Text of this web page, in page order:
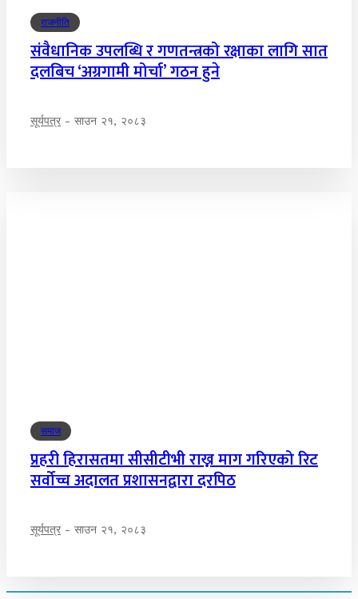
राजनीति
संवैधानिक उपलब्धि र गणतन्त्रको रक्षाका लागि सात
दलबिच ‘अग्रगामी मोर्चा’ गठन हुने
सूर्यपत्र - साउन २१, २०८३
समाज
प्रहरी हिरासतमा सीसीटीभी राख्न माग गरिएको रिट
सर्वोच्च अदालत प्रशासनद्वारा दरपिठ
सूर्यपत्र - साउन २१, २०८३